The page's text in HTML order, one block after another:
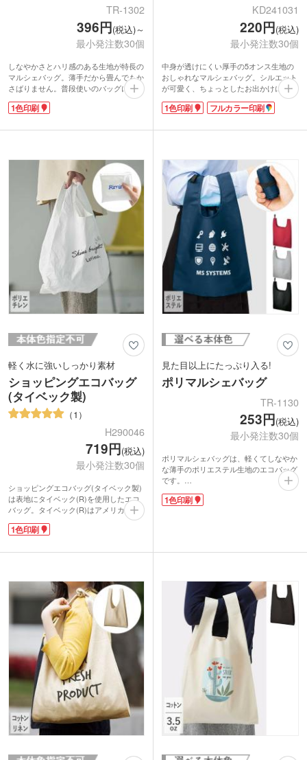
TR-1302
396円(税込)～
最小発注数30個
しなやかさとハリ感のある生地が特長の
マルシェバッグ。薄手だから畳んでもか
さばりません。普段使いのバッグに入れ
ておけばサブバッグとして活躍します。
マチ付きでA4がすっぽりと入るサイズ
も最適です。
入れノベルティが作成できます。
1色印刷
KD241031
220円(税込)
最小発注数30個
中身が透けにくい厚手の5オンス生地の
おしゃれなマルシェバッグ。シルエット
が可愛く、ちょっとしたお出かけにもお
すすめです。A4サイズが収納できて、広
めのマチは角底。たっぷり荷物が入りま
から、サブバッグとしても大活躍します
マルシェバッグ製作にいかかでしょう
か。ショップの購入特典やノベルティに
おススメです。
1色印刷 フルカラー印刷
軽く水に強いしっかり素材
ショッピングエコバッグ
(タイベック製)
1
H290046
719円(税込)
最小発注数30個
ショッピングエコバッグ(タイベック製)
は表地にタイベック(R)を使用したエコ
バッグ。タイベック(R)はアメリカ・デ
ュポン社が開発した高密度ポリエチレン
製の不織布です。紙のように軽く、水に
す。本体重量は、ハンカチタオルと同じ
しやすいショッピングバッグです。
バッグか内ポケットに1色印刷が可能で
す。少し変わったおしゃれエコバッグを
作りませんか?1枚ずつPP袋入り。ノベ
ルティで渡しやすいと評判です。
1色印刷
見た目以上にたっぷり入る!
ポリマルシェバッグ
TR-1130
253円(税込)
最小発注数30個
ポリマルシェバッグは、軽くてしなやか
な薄手のポリエステル生地のエコバッグ
です。
サイドは折りたたみマチなので、見た目
以上にたっぷり入ります。縫いつけられ
で、お店や企業のロゴが目立ちます。店
舗の購入特典やキャンペーンのノベルテ
ィにいかがでしょうか。
1色印刷